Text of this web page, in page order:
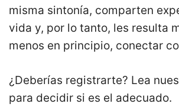
misma sintonía, comparten
vida y, por lo tanto, les resulta
menos en principio, conectar
¿Deberías registrarte? Lea
para decidir si es el adecuado.